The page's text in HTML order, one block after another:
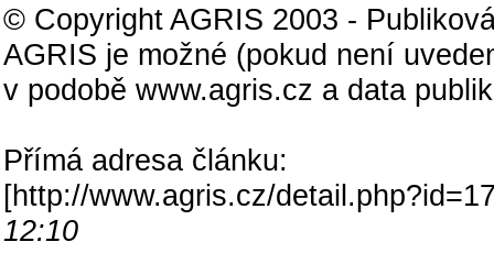
© Copyright AGRIS 2003 -
AGRIS je možné (pokud není
v podobě www.agris.cz a data
Přímá adresa článku:
[http://www.agris.cz/
12:10